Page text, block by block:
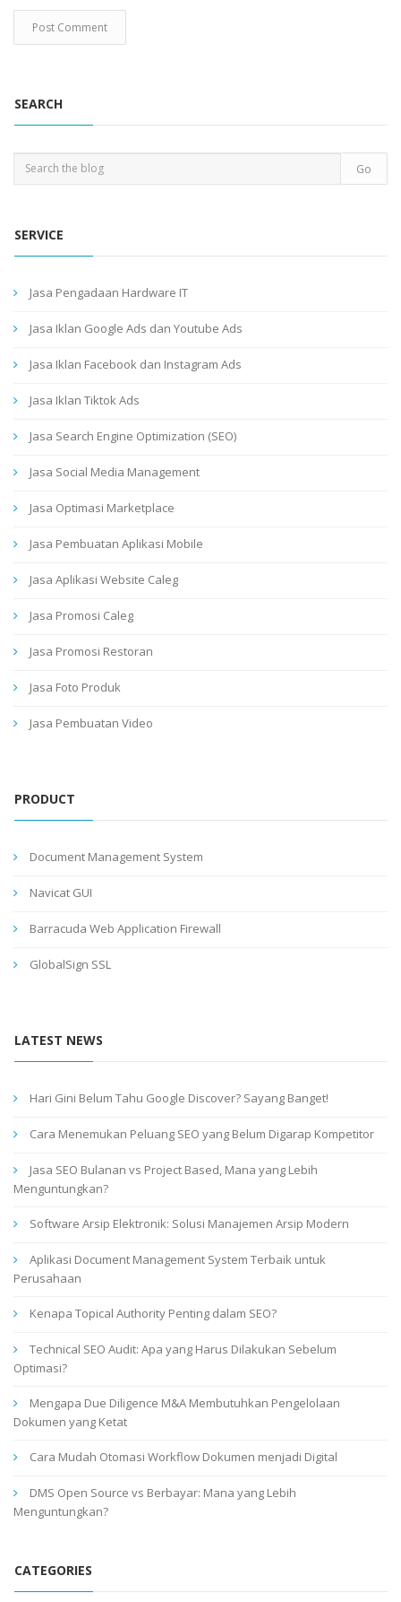
SEARCH
SERVICE
Jasa Pengadaan Hardware IT
Jasa Iklan Google Ads dan Youtube Ads
Jasa Iklan Facebook dan Instagram Ads
Jasa Iklan Tiktok Ads
Jasa Search Engine Optimization (SEO)
Jasa Social Media Management
Jasa Optimasi Marketplace
Jasa Pembuatan Aplikasi Mobile
Jasa Aplikasi Website Caleg
Jasa Promosi Caleg
Jasa Promosi Restoran
Jasa Foto Produk
Jasa Pembuatan Video
PRODUCT
Document Management System
Navicat GUI
Barracuda Web Application Firewall
GlobalSign SSL
LATEST NEWS
Hari Gini Belum Tahu Google Discover? Sayang Banget!
Cara Menemukan Peluang SEO yang Belum Digarap Kompetitor
Jasa SEO Bulanan vs Project Based, Mana yang Lebih
Menguntungkan?
Software Arsip Elektronik: Solusi Manajemen Arsip Modern
Aplikasi Document Management System Terbaik untuk
Perusahaan
Kenapa Topical Authority Penting dalam SEO?
Technical SEO Audit: Apa yang Harus Dilakukan Sebelum
Optimasi?
Mengapa Due Diligence M&A Membutuhkan Pengelolaan
Dokumen yang Ketat
Cara Mudah Otomasi Workflow Dokumen menjadi Digital
DMS Open Source vs Berbayar: Mana yang Lebih
Menguntungkan?
CATEGORIES